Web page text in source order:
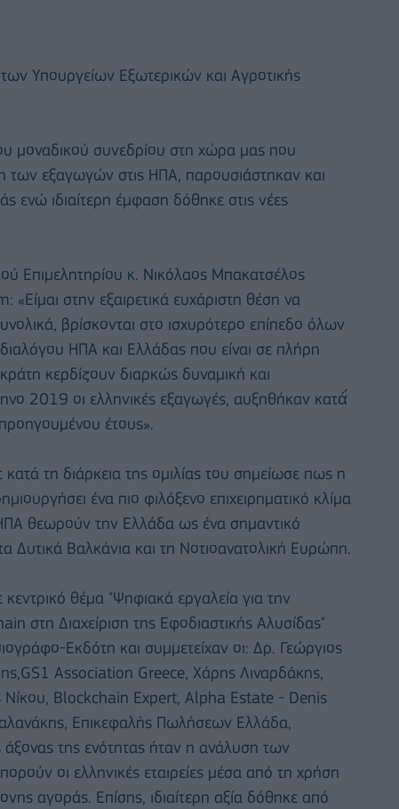
Υπουργείων Εξωτερικών και Αγροτικής
μοναδικού συνεδρίου στη χώρα μας που
των εξαγωγών στις ΗΠΑ, παρουσιάστηκαν και
ενώ ιδιαίτερη έμφαση δόθηκε στις νέες
Επιμελητηρίου κ. Νικόλαος Μπακατσέλος
στην εξαιρετικά ευχάριστη θέση να
βρίσκονται στο ισχυρότερο επίπεδο όλων
ΗΠΑ και Ελλάδας που είναι σε πλήρη
κερδίζουν διαρκώς δυναμική και
2019 οι ελληνικές εξαγωγές, αυξηθήκαν κατά́
έτους».
τη διάρκεια της ομιλίας του σημείωσε πως η
ένα πιο φιλόξενο επιχειρηματικό κλίμα
θεωρούν την Ελλάδα ως ένα σημαντικό
Δυτικά Βαλκάνια και τη Νοτιοανατολική Ευρώπη.
θέμα "Ψηφιακά εργαλεία για την
στη Διαχείριση της Εφοδιαστικής Αλυσίδας"
Εκδότη και συμμετείχαν οι: Δρ. Γεώργιος
Association Greece, Χάρης Λιναρδάκης,
Blockchain Expert, Alpha Estate - Denis
Επικεφαλής Πωλήσεων Ελλάδα,
της ενότητας ήταν η ανάλυση των
οι ελληνικές εταιρείες μέσα από τη χρήση
αγοράς. Επίσης, ιδιαίτερη αξία δόθηκε από